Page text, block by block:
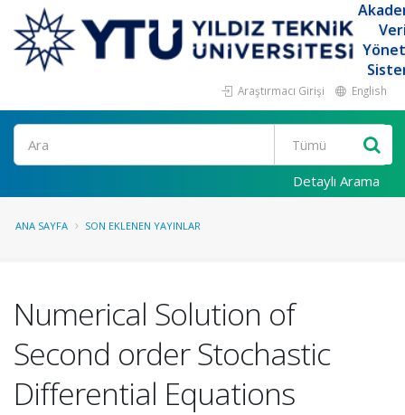
Araştırmacı Girişi English
Ara
Detaylı Arama
ANA SAYFA SON EKLENEN YAYINLAR
Numerical Solution of
Second order Stochastic
Differential Equations